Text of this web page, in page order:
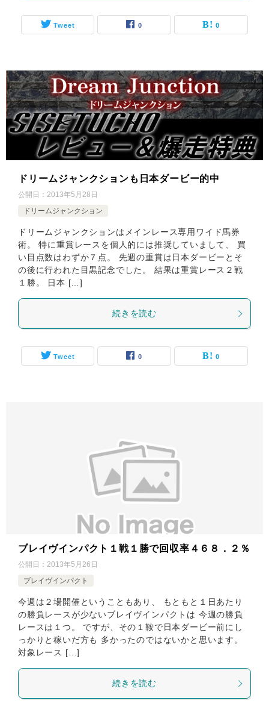
Tweet 0 0
ドリームジャンクションも日本ダービー的中
公開日： 2013年5月28日
ドリームジャンクション
ドリームジャンクションはメインレース専用ワイド馬券
術。 特に重賞レースを個人的には推奨していまして、 買
い目点数はわずか７点。 先週の重賞は日本ダービーとそ
の後に行われた目黒記念でした。 結果は重賞レース２戦
１勝。 日本 […]
続きを読む
Tweet 0 0
ブレイヴインパクト１戦１勝で回収率４６８．２％
公開日： 2013年5月26日
ブレイヴインパクト
今週は２場開催ということもあり、 もともと１日あたり
の勝負レースが少ないブレイヴインパクトは 今週の勝負
レースは１つ。 ですが、その１鞍で日本ダービー前にし
っかりと稼いだ方も 多かったのではないかと思います。
対象レース […]
続きを読む